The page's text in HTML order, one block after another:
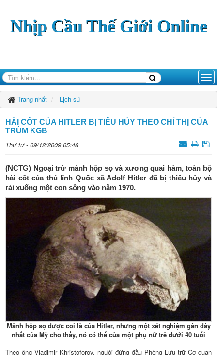
Nhịp Cầu Thế Giới Online
Trang nhất Lịch sử
HÀI CỐT CỦA HITLER BỊ TIÊU HỦY THEO CHỈ THỊ CỦA
TRÙM KGB
Thứ tư - 09/12/2009 05:48
(NCTG) Ngoại trừ mảnh hộp sọ và xương quai hàm, toàn bộ
hài cốt của thủ lĩnh Quốc xã Adolf Hitler đã bị thiêu hủy và
rải xuống một con sông vào năm 1970.
Mảnh hộp sọ được coi là của Hitler, nhưng một xét nghiệm gần đây
nhất của Mỹ cho thấy, nó có thể của một phụ nữ trẻ dưới 40 tuổi
Theo ông Vladimir Khristoforov, người đứng đầu Phòng Lưu trữ Cơ quan